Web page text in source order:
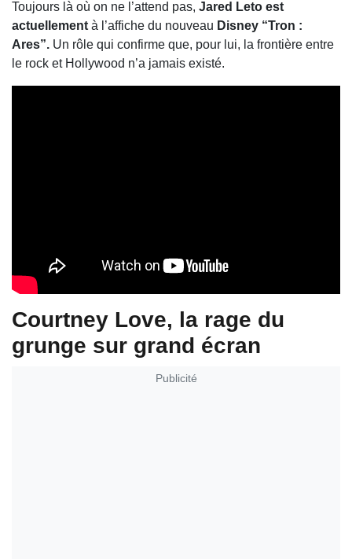
Toujours là où on ne l’attend pas, Jared Leto est
actuellement à l’affiche du nouveau Disney “Tron :
Ares”. Un rôle qui confirme que, pour lui, la frontière entre
le rock et Hollywood n’a jamais existé.
Courtney Love, la rage du
grunge sur grand écran
Publicité